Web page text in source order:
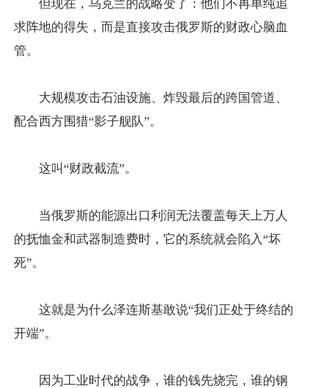
但现在，乌克兰的战略变了：他们不再单纯追
求阵地的得失，而是直接攻击俄罗斯的财政心脑血
管。
大规模攻击石油设施、炸毁最后的跨国管道、
配合西方围猎“影子舰队”。
这叫“财政截流”。
当俄罗斯的能源出口利润无法覆盖每天上万人
的抚恤金和武器制造费时，它的系统就会陷入“坏
死”。
这就是为什么泽连斯基敢说“我们正处于终结的
开端”。
因为工业时代的战争，谁的钱先烧完，谁的钢